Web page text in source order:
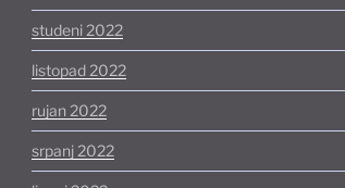
studeni 2022
listopad 2022
rujan 2022
srpanj 2022